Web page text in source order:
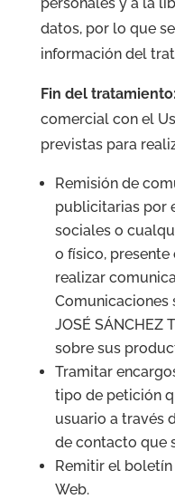
datos, por lo que
información del
Fin del tratamiento:
comercial con el
previstas para
Remisión de
publicitarias por
sociales o
o físico,
realizar
Comunicaciones
JOSÉ SÁNCHEZ
sobre sus
Tramitar
tipo de petición
usuario a través
de contacto que
Remitir el
Web.